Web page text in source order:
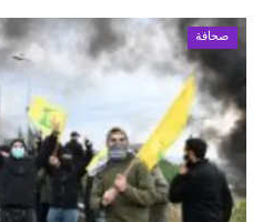
الأخبار
كتّابنا
السعودية
اقتصاد
صحافة